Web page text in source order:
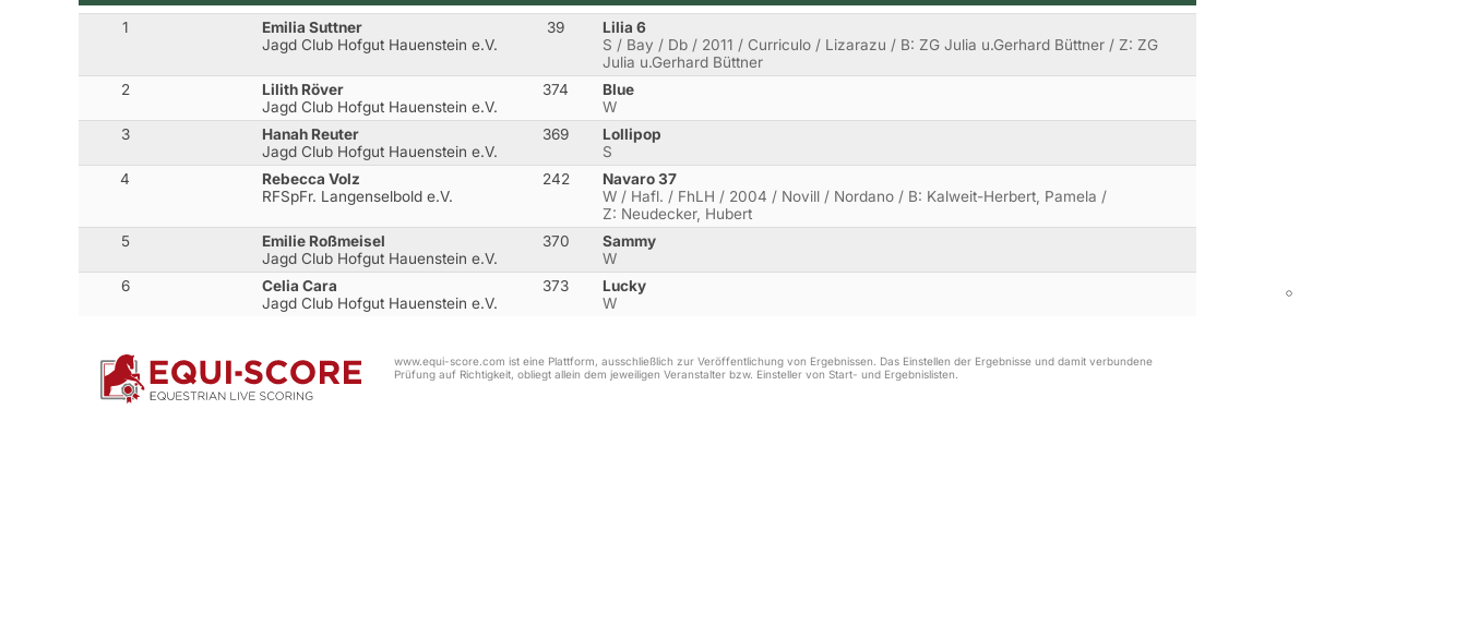
1
Emilia Suttner
Jagd Club Hofgut Hauenstein e.V.
39
Lilia 6
S / Bay / Db / 2011 / Curriculo / Lizarazu / B: ZG Julia u.Gerhard Büttner / Z: ZG
Julia u.Gerhard Büttner
2
Lilith Röver
Jagd Club Hofgut Hauenstein e.V.
374
Blue
W
3
Hanah Reuter
Jagd Club Hofgut Hauenstein e.V.
369
Lollipop
S
4
Rebecca Volz
RFSpFr. Langenselbold e.V.
242
Navaro 37
W / Hafl. / FhLH / 2004 / Novill / Nordano / B: Kalweit-Herbert, Pamela /
Z: Neudecker, Hubert
5
Emilie Roßmeisel
Jagd Club Hofgut Hauenstein e.V.
370
Sammy
W
6
Celia Cara
Jagd Club Hofgut Hauenstein e.V.
373
Lucky
W
www.equi-score.com ist eine Plattform, ausschließlich zur Veröffentlichung von Ergebnissen. Das Einstellen der Ergebnisse und damit verbundene
Prüfung auf Richtigkeit, obliegt allein dem jeweiligen Veranstalter bzw. Einsteller von Start- und Ergebnislisten.